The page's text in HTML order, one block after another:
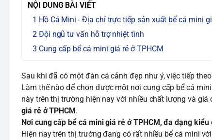
NỘI DUNG BÀI VIẾT
Hồ Cá Mini - Địa chỉ trực tiếp sản xuất bể cá mini
Đội ngũ tư vấn hỗ trợ nhiệt tình
Cung cấp bể cá mini giá rẻ ở TPHCM
Sau khi đã có một đàn cá cảnh đẹp như ý, việc tiếp
Làm thế nào để chọn được một nơi cung cấp bể cá
này trên thị trường hiện nay với nhiều chất lượng và
giá rẻ ở TPHCM.
Nơi cung cấp bể cá mini giá rẻ ở TPHCM, đa dạng
Hiện nay trên thị trường đang có rất nhiều bể cá mini